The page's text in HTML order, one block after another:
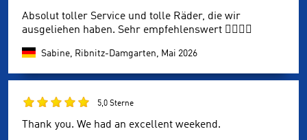
Absolut toller Service und tolle Räder, die wir
ausgeliehen haben. Sehr empfehlenswert 👍🏻👍🏻
Sabine, Ribnitz-Damgarten, Mai 2026
5,0 Sterne
Thank you. We had an excellent weekend.